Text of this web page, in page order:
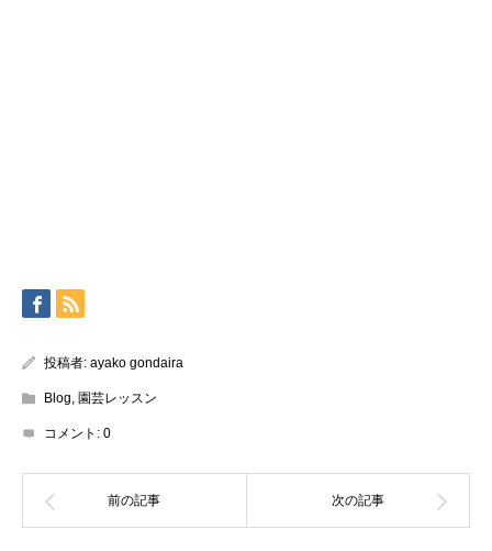
投稿者: ayako gondaira
Blog 園芸レッスン
コメント: 0